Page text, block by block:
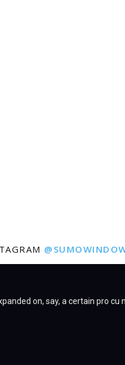
on, say, a certain pro cu